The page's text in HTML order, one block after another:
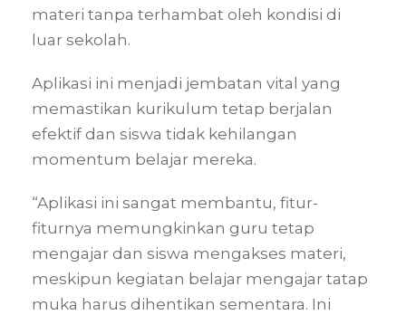
materi tanpa terhambat oleh kondisi di
luar sekolah.
Aplikasi ini menjadi jembatan vital yang
memastikan kurikulum tetap berjalan
efektif dan siswa tidak kehilangan
momentum belajar mereka.
“Aplikasi ini sangat membantu, fitur-
fiturnya memungkinkan guru tetap
mengajar dan siswa mengakses materi,
meskipun kegiatan belajar mengajar tatap
muka harus dihentikan sementara. Ini